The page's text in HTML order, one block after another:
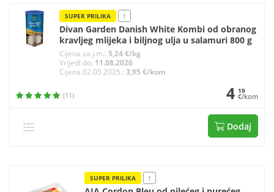
SUPER PRILIKA !
Divan Garden Danish White Kombi od obranog
kravljeg mlijeka i biljnog ulja u salamuri 800 g
Cijena za j.m.: 5,24 €/kg
Vrijedi do: 11.08.2026
Cijena 02.05.2025.: 3,95 €/kom
(11) 4 19
€/kom
Dodaj
SUPER PRILIKA !